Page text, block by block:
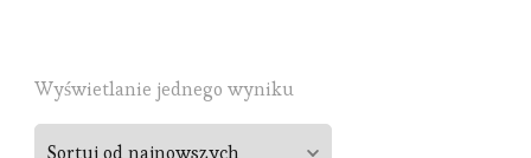
Wyświetlanie jednego wyniku